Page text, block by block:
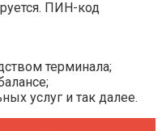
ПИН-код
терминала;
услуг и так далее.